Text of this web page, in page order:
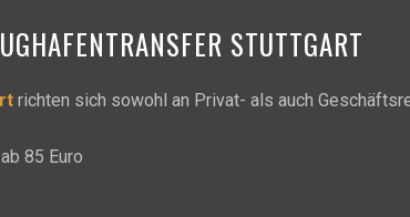
STUTTGART
richten sich sowohl an Privat- als auch
85 Euro